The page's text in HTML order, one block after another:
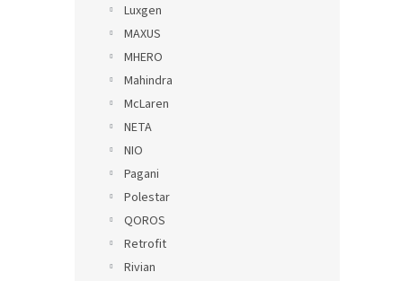
Luxgen
MAXUS
MHERO
Mahindra
McLaren
NETA
NIO
Pagani
Polestar
QOROS
Retrofit
Rivian